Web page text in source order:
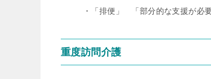
・「排便」 「部分的な支援が必要
重度訪問介護